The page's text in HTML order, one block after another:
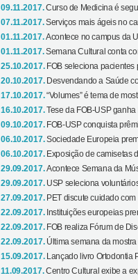
09.11.2017.Curso de Medicina é
07.11.2017.Serviços mais ágeis no
01.11.2017.Acontece no campus da
01.11.2017.Semana Cultural conta
25.10.2017. FOB seleciona pacientes
20.10.2017. Desvendando a Saúde
17.10.2017.“Volumes” é tema de
16.10.2017.Tese da FOB-USP
09.10.2017. FOB-USP conquista
06.10.2017.Sociedade Europeia
06.10.2017. Exposição de camisetas
29.09.2017.Acontece Semana da
29.09.2017. USP seleciona
27.09.2017. PET discute cuidado
22.09.2017. Instituições europeias
22.09.2017. FOB realiza Fórum de
22.09.2017. Última semana da mostra
15.09.2017.
Lançado livro Ortodontia
11.09.2017.Centro Cultural exibe a